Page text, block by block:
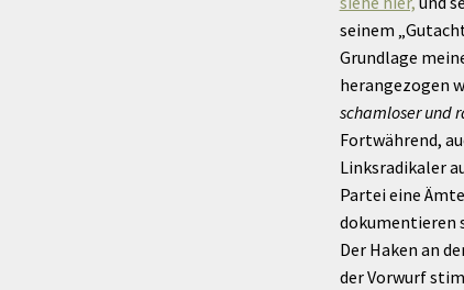
seinem
Grundlage
herangezogen
schamloser und
Fortwährend,
Linksradikaler
Partei eine
dokumentieren
Der Haken an
der Vorwurf